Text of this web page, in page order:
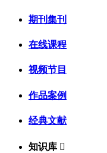
期刊集刊
在线课程
视频节目
作品案例
经典文献
知识库 